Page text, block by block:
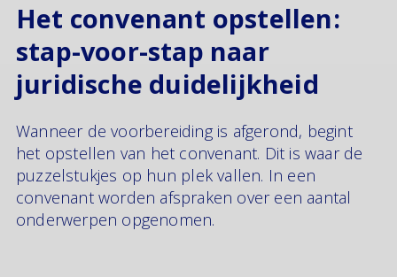
Het convenant opstellen:
stap-voor-stap naar
juridische duidelijkheid
Wanneer de voorbereiding is afgerond, begint
het opstellen van het convenant. Dit is waar de
puzzelstukjes op hun plek vallen. In een
convenant worden afspraken over een aantal
onderwerpen opgenomen.